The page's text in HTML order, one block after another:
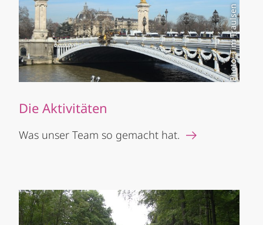
Photo: Tim Traulsen
Die Aktivitäten
Was unser Team so gemacht hat.